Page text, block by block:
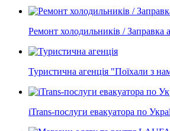
Ремонт холодильників / Заправка
Туристична агенція "Поїхали з
iTrans-послуги евакуатора по